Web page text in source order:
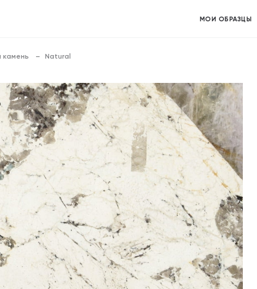
МОИ ОБРАЗЦЫ
камень Natural